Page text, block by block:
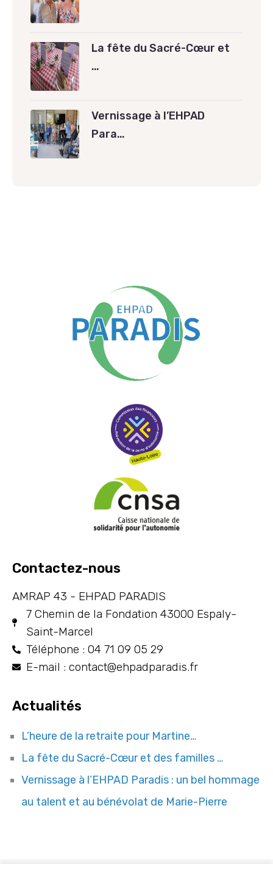
La fête du Sacré-Cœur et
…
Vernissage à l’EHPAD
Para…
Contactez-nous
AMRAP 43 - EHPAD PARADIS
7 Chemin de la Fondation 43000 Espaly-
Saint-Marcel
Téléphone : 04 71 09 05 29
E-mail : contact@ehpadparadis.fr
Actualités
L’heure de la retraite pour Martine…
La fête du Sacré-Cœur et des familles …
Vernissage à l’EHPAD Paradis : un bel hommage
au talent et au bénévolat de Marie-Pierre